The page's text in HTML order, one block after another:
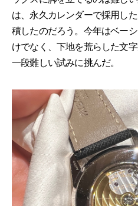
は、永久カレンダーで採用し
積したのだろう。今年はベー
けでなく、下地を荒らした文
一段難しい試みに挑んだ。